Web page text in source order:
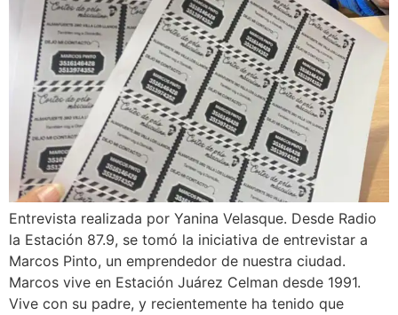
Entrevista realizada por Yanina Velasque. Desde Radio
la Estación 87.9, se tomó la iniciativa de entrevistar a
Marcos Pinto, un emprendedor de nuestra ciudad.
Marcos vive en Estación Juárez Celman desde 1991.
Vive con su padre, y recientemente ha tenido que